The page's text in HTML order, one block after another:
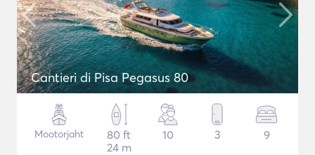
Cantieri di Pisa Pegasus 80
Mootorjaht
80 ft
24 m
10 3 9